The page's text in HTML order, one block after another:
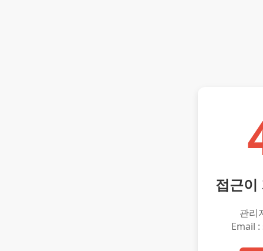
접근이
관리
Email